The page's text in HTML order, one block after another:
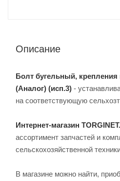
Описание
Болт бугельный, крепления
(Аналог) (исп.3) -
на соответствующую
Интернет-магазин
ассортимент запчастей и
сельскохозяйственной
В магазине можно найти,